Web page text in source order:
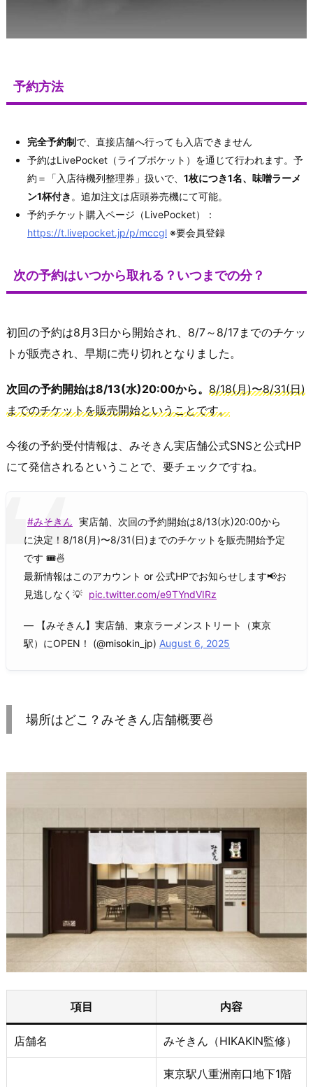
予約方法
完全予約制で、直接店舗へ行っても入店できません
予約はLivePocket（ライブポケット）を通じて行われます。予
約＝「入店待機列整理券」扱いで、 1枚につき1名、味噌ラーメ
ン1杯付き 。追加注文は店頭券売機にて可能。
予約チケット購入ページ（LivePocket）：
https://t.livepocket.jp/p/mccgl ※要会員登録
次の予約はいつから取れる？いつまでの分？
初回の予約は8月3日から開始され、8/7～8/17までのチケッ
トが販売され、早期に売り切れとなりました。
次回の予約開始は8/13(水)20:00から。 8/18(月)〜8/31(日)
までのチケットを販売開始ということです。
今後の予約受付情報は、みそきん実店舗公式SNSと公式HP
にて発信されるということで、要チェックですね。
#みそきん 実店舗、次回の予約開始は8/13(水)20:00から
に決定！8/18(月)〜8/31(日)までのチケットを販売開始予定
です 🎟️🍜
最新情報はこのアカウント or 公式HPでお知らせします📢お
見逃しなく💡 pic.twitter.com/e9TYndVIRz
— 【みそきん】実店舗、東京ラーメンストリート（東京
駅）にOPEN！ (@misokin_jp) August 6, 2025
場所はどこ？みそきん店舗概要🍜
項目 内容
店舗名 みそきん（HIKAKIN監修）
東京駅八重洲南口地下1階